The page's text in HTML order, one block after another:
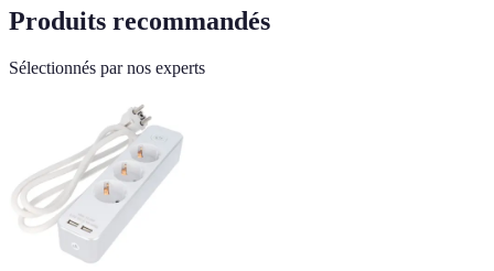
Produits recommandés
Sélectionnés par nos experts